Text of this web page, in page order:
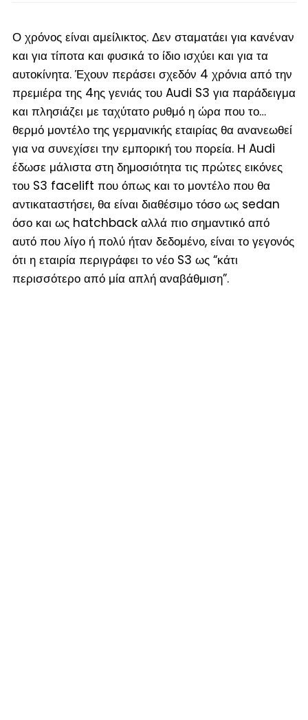
Ο χρόνος είναι αμείλικτος. Δεν σταματάει για κανέναν
και για τίποτα και φυσικά το ίδιο ισχύει και για τα
αυτοκίνητα. Έχουν περάσει σχεδόν 4 χρόνια από την
πρεμιέρα της 4ηςγενιάς του Audi S3 για παράδειγμα
και πλησιάζει με ταχύτατο ρυθμό η ώρα που το…
θερμό μοντέλο της γερμανικής εταιρίας θα ανανεωθεί
για να συνεχίσει την εμπορική του πορεία. Η Audi
έδωσε μάλιστα στη δημοσιότητα τις πρώτες εικόνες
του S3 facelift που όπως και το μοντέλο που θα
αντικαταστήσει, θα είναι διαθέσιμο τόσο ως sedan
όσο και ως hatchback αλλά πιο σημαντικό από
αυτό που λίγο ή πολύ ήταν δεδομένο, είναι το γεγονός
ότι η εταιρία περιγράφει το νέο S3 ως “κάτι
περισσότερο από μία απλή αναβάθμιση”.